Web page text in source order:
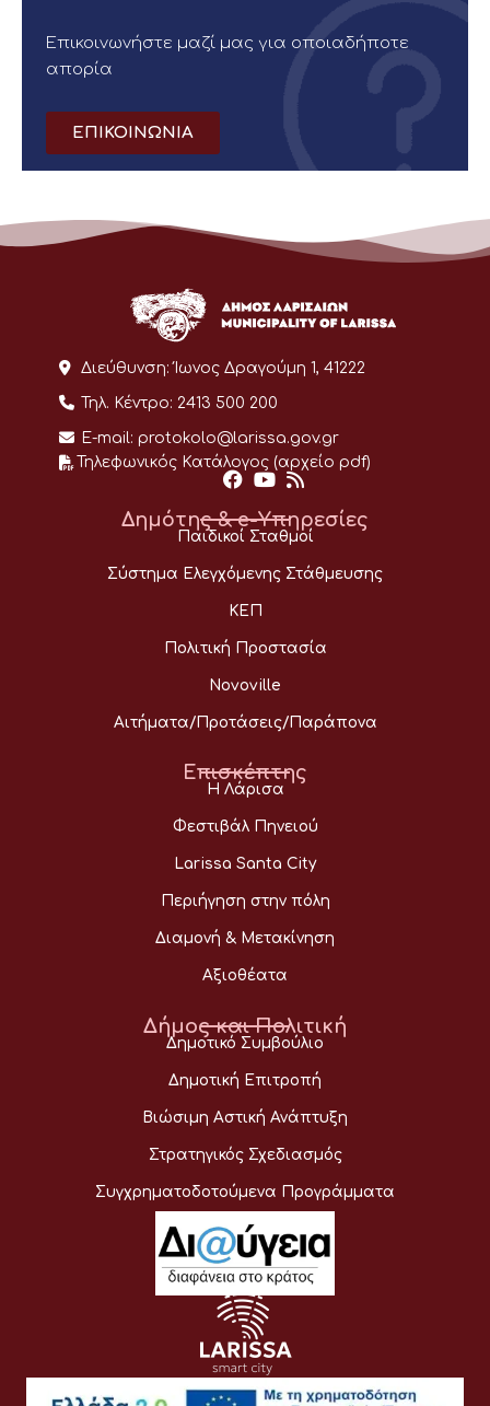
Επικοινωνήστε μαζί μας για οποιαδήποτε
απορία
ΕΠΙΚΟΙΝΩΝΙΑ
Διεύθυνση: Ίωνος Δραγούμη 1, 41222
Τηλ. Κέντρο: 2413 500 200
E-mail: protokolo@larissa.gov.gr
Τηλεφωνικός Κατάλογος (αρχείο pdf)
Δημότης & e-Υπηρεσίες
Παιδικοί Σταθμοί
Σύστημα Ελεγχόμενης Στάθμευσης
ΚΕΠ
Πολιτική Προστασία
Novoville
Αιτήματα/Προτάσεις/Παράπονα
Επισκέπτης
Η Λάρισα
Φεστιβάλ Πηνειού
Larissa Santa City
Περιήγηση στην πόλη
Διαμονή & Μετακίνηση
Αξιοθέατα
Δήμος και Πολιτική
Δημοτικό Συμβούλιο
Δημοτική Επιτροπή
Βιώσιμη Αστική Ανάπτυξη
Στρατηγικός Σχεδιασμός
Συγχρηματοδοτούμενα Προγράμματα